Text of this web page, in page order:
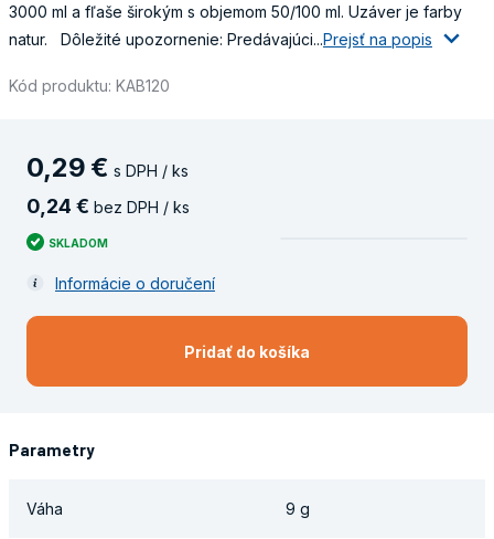
3000 ml a fľaše širokým s objemom 50/100 ml. Uzáver je farby
natur. Dôležité upozornenie: Predávajúci...Prejsť na popis
Kód produktu: KAB120
0,29 € s DPH / ks
0 24 € bez DPH / ks
SKLADOM
Informácie o doručení
Pridať do košíka
Parametry
Váha 9 g